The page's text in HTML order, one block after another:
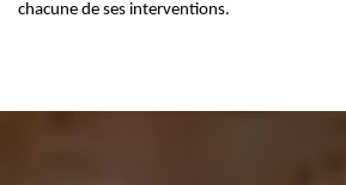
chacune de ses interventions.